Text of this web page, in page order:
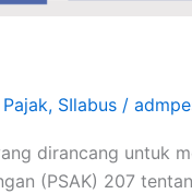
Pajak, SIlabus /
dirancang
(PSAK) 207